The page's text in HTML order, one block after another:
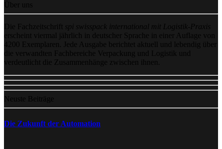
Über uns
Die Fachzeitschrift
spi swisspack international mit Logistik-Praxis
erscheint viermal jährlich in deutscher Sprache in einer Auflage von
4200 Exemplaren. Jede Ausgabe berichtet aktuell und lebendig über
die verwandten Fachbereiche Verpackung und Logistik und
verdeutlicht die Zusammenhänge zwischen ihnen.
Neuste Beiträge
Die Zukunft der Automation